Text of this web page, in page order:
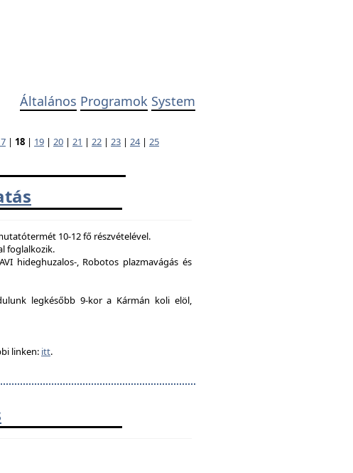
Általános Programok System
| 18 | 19 | 20 | 21 | 22 | 23 | 24| 25
10-12 fő részvételével.
foglalkozik.
hideghuzalos-, Robotos plazmavágás és
legkésőbb 9-kor a Kármán koli elöl,
linken: itt.